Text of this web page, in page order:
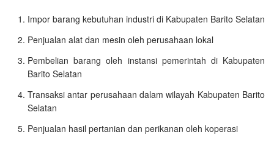
Impor barang kebutuhan industri di Kabupaten Barito Selatan
Penjualan alat dan mesin oleh perusahaan lokal
Pembelian barang oleh instansi pemerintah di Kabupaten
Barito Selatan
Transaksi antar perusahaan dalam wilayah Kabupaten Barito
Selatan
Penjualan hasil pertanian dan perikanan oleh koperasi